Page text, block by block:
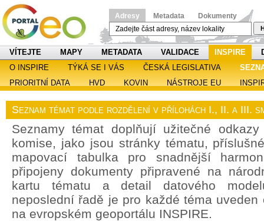
Adresy Metadata Dokumenty
VÍTEJTE MAPY METADATA VALIDACE INSPIRE
O INSPIRE
TÝKÁ SE I VÁS ČESKÁ LEGISLATIVA
PRIORITNÍ DATA
HVD KOVIN NÁSTROJE EU
Seznam témat podle rozdělení v přílohách I., II. a III.
Seznamy témat doplňují užitečné
komise, jako jsou stránky tématu,
mapovací tabulka pro snadnější
připojeny dokumenty připravené na
kartu tématu a detail datového
neposlední řadě je pro každé téma
na evropském geoportálu INSPIRE.